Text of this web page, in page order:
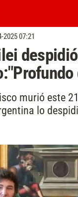
2025 07:21
murió este
lo